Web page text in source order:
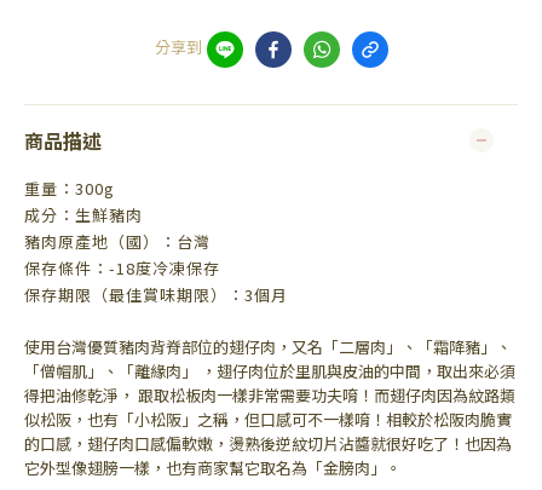
分享到
商品描述
重量：300g
成分：生鮮豬肉
豬肉原產地（國）：台灣
保存條件：-18度冷凍保存
保存期限（最佳賞味期限）：3個月
使用台灣優質豬肉背脊部位的翅仔肉，又名「二層肉」、「霜降豬」、
「僧帽肌」、「離緣肉」 ，翅仔肉位於里肌與皮油的中間，取出來必須
得把油修乾淨， 跟取松板肉一樣非常需要功夫唷！而翅仔肉因為紋路類
似松阪，也有「小松阪」之稱，但口感可不一樣唷！相較於松阪肉脆實
的口感，翅仔肉口感偏軟嫩，燙熟後逆紋切片沾醬就很好吃了！也因為
它外型像翅膀一樣，也有商家幫它取名為「金膀肉」。